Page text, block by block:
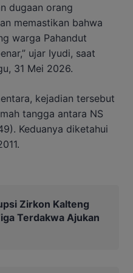
dugaan orang
memastikan bahwa
warga Pahandut
ujar Iyudi, saat
31 Mei 2026.
kejadian tersebut
tangga antara NS
Keduanya diketahui
Zirkon Kalteng
Terdakwa Ajukan